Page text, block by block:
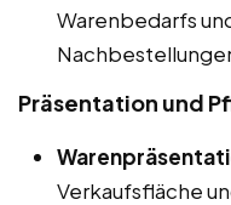
Warenbedarfs
Präsentation und
Verkaufsfläche